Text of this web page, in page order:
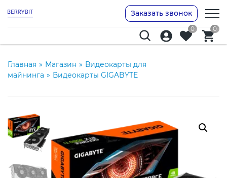
Заказать звонок
0 0
Главная » Магазин » Видеокарты для
майнинга » Видеокарты GIGABYTE